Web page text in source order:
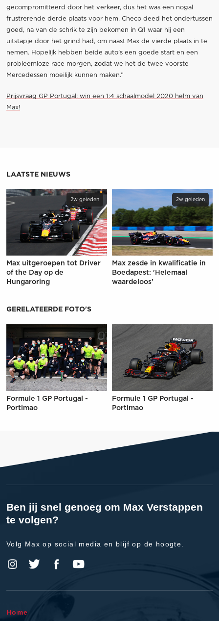
gecompromitteerd door het verkeer, dus het was een nogal
frustrerende derde plaats voor hem. Checo deed het ondertussen
goed, na van de schrik te zijn bekomen in Q1 waar hij een
uitstapje door het grind had, om naast Max de vierde plaats in te
nemen. Hopelijk hebben beide auto's een goede start en een
probleemloze race morgen, zodat we het de twee voorste
Mercedessen moeilijk kunnen maken.”
Prijsvraag GP Portugal: win een 1:4 schaalmodel 2020 helm van
Max!
LAATSTE NIEUWS
2w geleden
Max uitgeroepen tot Driver
of the Day op de
Hungaroring
2w geleden
Max zesde in kwalificatie in
Boedapest: 'Helemaal
waardeloos'
GERELATEERDE FOTO'S
Formule 1 GP Portugal -
Portimao
Formule 1 GP Portugal -
Portimao
Ben jij snel genoeg om Max Verstappen
te volgen?
Volg Max op social media en blijf op de hoogte.
Home